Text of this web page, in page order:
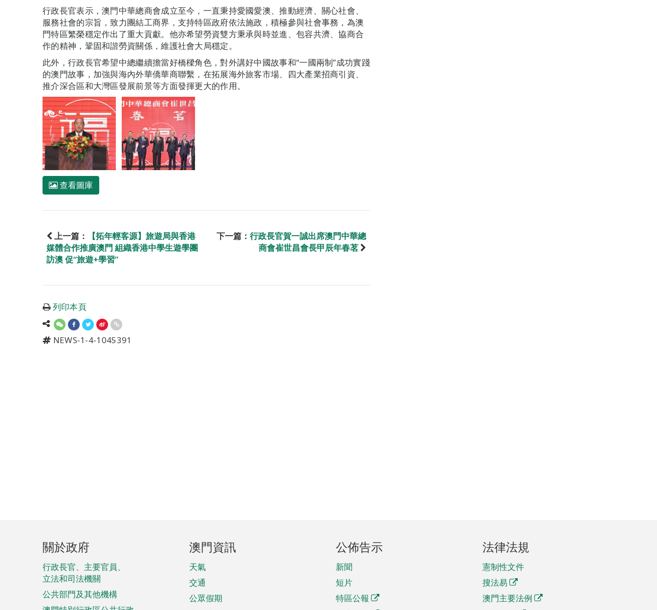
行政長官表示，澳門中華總商會成立至今，一直秉持愛國愛澳、推動經濟、關心社會、
服務社會的宗旨，致力團結工商界，支持特區政府依法施政，積極參與社會事務，為澳
門特區繁榮穩定作出了重大貢獻。他亦希望勞資雙方秉承與時並進、包容共濟、協商合
作的精神，鞏固和諧勞資關係，維護社會大局穩定。
此外，行政長官希望中總繼續擔當好橋樑角色，對外講好中國故事和“一國兩制”成功實踐
的澳門故事，加強與海內外華僑華商聯繫，在拓展海外旅客市場、四大產業招商引資、
推介深合區和大灣區發展前景等方面發揮更大的作用。
查看圖庫
上一篇：
【拓年輕客源】旅遊局與香港
媒體合作推廣澳門 組織香港中學生遊學團
訪澳 促“旅遊+學習”
下一篇： 行政長官賀一誠出席澳門中華總
商會崔世昌會長甲辰年春茗
列印本頁
NEWS-1-4-1045391
頁
腳
菜
單
關於政府
行政長官、主要官員、
立法和司法機關
公共部門及其他機構
澳門資訊
天氣
交通
公眾假期
公佈告示
新聞
短片
特區公報
法律法規
憲制性文件
搜法易
澳門主要法例